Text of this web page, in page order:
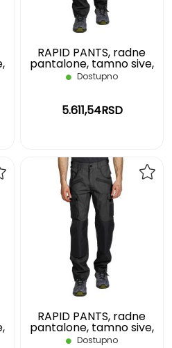
RAPID PANTS, radne
pantalone, tamno sive,
50
Dostupno
5.611,54RSD
RAPID PANTS, radne
pantalone, tamno sive,
54
Dostupno